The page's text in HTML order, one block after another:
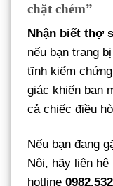
chặt chém”
Nhận biết thợ
nếu bạn trang
tĩnh kiểm
giác khiến bạn
cả chiếc điều
Nếu bạn đang
Nội, hãy liên hệ
hotline